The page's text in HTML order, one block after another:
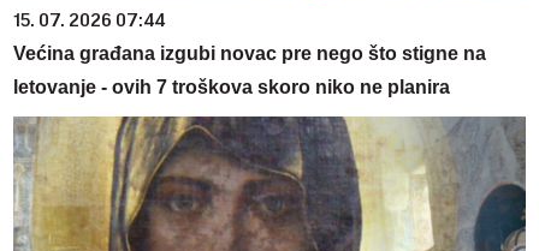
15. 07. 2026 07:44
Većina građana izgubi novac pre nego što stigne na
letovanje - ovih 7 troškova skoro niko ne planira